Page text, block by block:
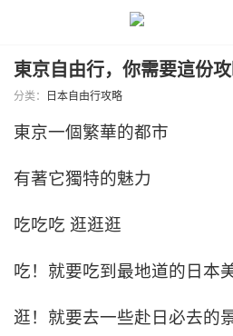
東京自由行，你需要這份攻
分类： 日本自由行攻略
東京一個繁華的都市
有著它獨特的魅力
吃吃吃 逛逛逛
吃！就要吃到最地道的日本
逛！就要去一些赴日必去的